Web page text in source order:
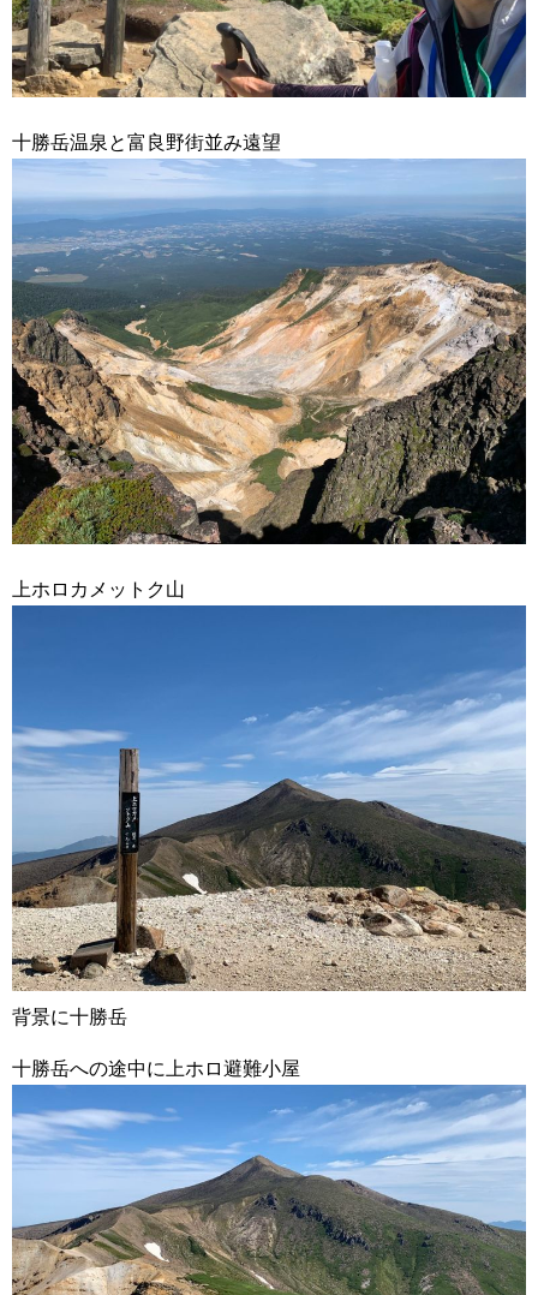
十勝岳温泉と富良野街並み遠望
上ホロカメットク山
背景に十勝岳
十勝岳への途中に上ホロ避難小屋